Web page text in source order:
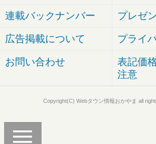
連載バックナンバー プレゼ
広告掲載について プライ
お問い合わせ
表記価
注意
Copyright(C) Webタウン情報おかやま all